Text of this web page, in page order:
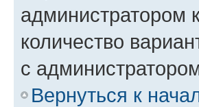
администратором
количество
с
Вернуться к